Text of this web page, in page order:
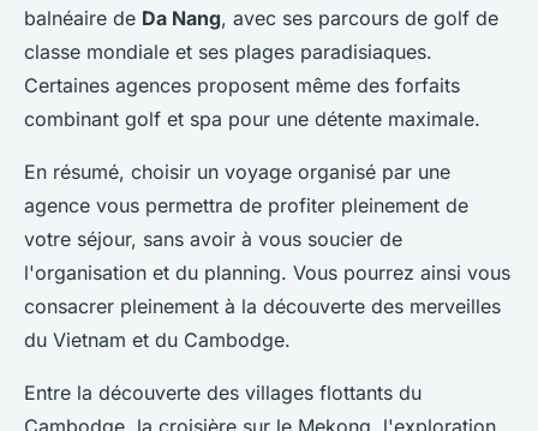
balnéaire de Da Nang, avec ses parcours de golf de
classe mondiale et ses plages paradisiaques.
Certaines agences proposent même des forfaits
combinant golf et spa pour une détente maximale.
En résumé, choisir un voyage organisé par une
agence vous permettra de profiter pleinement de
votre séjour, sans avoir à vous soucier de
l'organisation et du planning. Vous pourrez ainsi vous
consacrer pleinement à la découverte des merveilles
du Vietnam et du Cambodge.
Entre la découverte des villages flottants du